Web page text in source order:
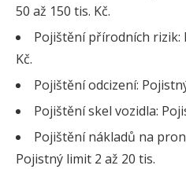
50 až 150 tis. Kč.
Pojištění přírodních rizik:
Kč.
Pojištění odcizení:
Pojištění skel vozidla:
Pojištění nákladů na
Pojistný limit 2 až 20 tis.